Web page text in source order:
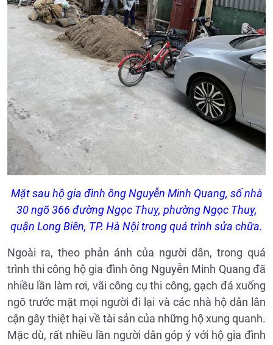
Mặt sau hộ gia đình ông Nguyễn Minh Quang, số nhà
30 ngõ 366 đường Ngọc Thuỵ, phường Ngọc Thuỵ,
quận Long Biên, TP. Hà Nội trong quá trình sửa chữa.
Ngoài ra, theo phản ánh của người dân, trong quá
trình thi công hộ gia đình ông Nguyễn Minh Quang đã
nhiều lần làm rơi, vãi công cụ thi công, gạch đá xuống
ngõ trước mặt mọi người đi lại và các nhà hộ dân lân
cận gây thiệt hại về tài sản của những hộ xung quanh.
Mặc dù, rất nhiều lần người dân góp ý với hộ gia đình